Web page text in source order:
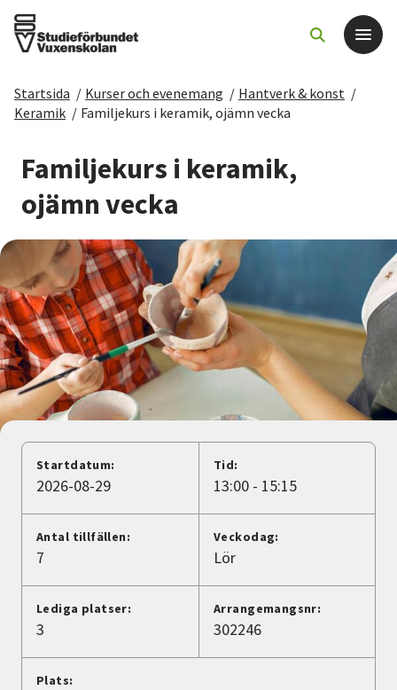
Det här gör vi
För dig som
Sök kurser och evenemang
Om SV
Starta studiecirkel
Cirkelledare
Nyheter
Avdelningar
Lyssna
Startsida / Kurser och evenemang / Hantverk & konst /
Keramik / Familjekurs i keramik, ojämn vecka
Familjekurs i keramik,
ojämn vecka
Startdatum:
2026-08-29
Tid:
13:00 - 15:15
Antal tillfällen:
7
Veckodag:
Lör
Lediga platser:
3
Arrangemangsnr:
302246
Plats: